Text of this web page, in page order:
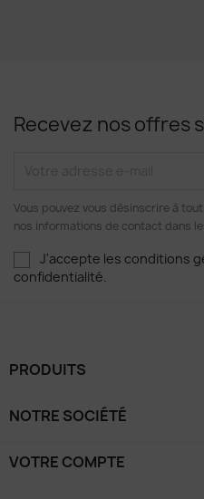
Recevez nos offres
Vous pouvez vous désinscrire à
nos informations de contact dans
J'accepte les conditions
confidentialité.
PRODUITS
NOTRE SOCIÉTÉ
VOTRE COMPTE